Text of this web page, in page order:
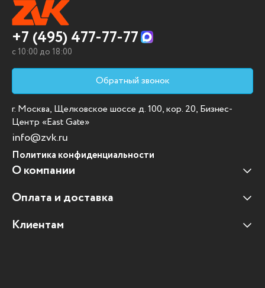
+7 (495) 477-77-77
c 10:00 до 18:00
Обратный звонок
г. Москва, Щелковское шоссе д. 100, кор. 20, Бизнес-
Центр «East Gate»
info@zvk.ru
Политика конфиденциальности
О компании
Наши клиенты
Отзывы клиентов
Оплата и доставка
Оплата и доставка
Клиентам